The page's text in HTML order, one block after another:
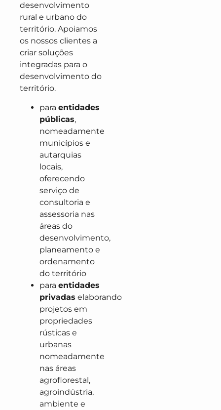
desenvolvimento
rural e urbano do
território. Apoiamos
os nossos clientes a
criar soluções
integradas para o
desenvolvimento do
território.
para entidades
públicas,
nomeadamente
municípios e
autarquias
locais,
oferecendo
serviço de
consultoria e
assessoria nas
áreas do
desenvolvimento,
planeamento e
ordenamento
do território
para entidades
privadas elaborando
projetos em
propriedades
rústicas e
urbanas
nomeadamente
nas áreas
agroflorestal,
agroindústria,
ambiente e